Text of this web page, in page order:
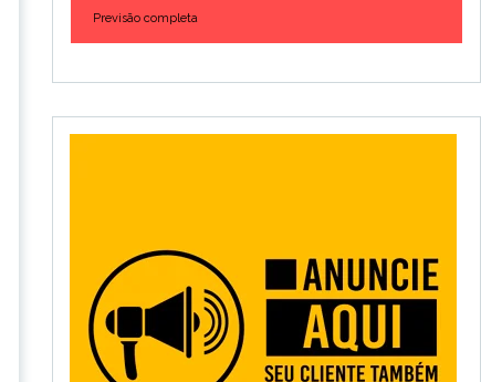
Previsão completa